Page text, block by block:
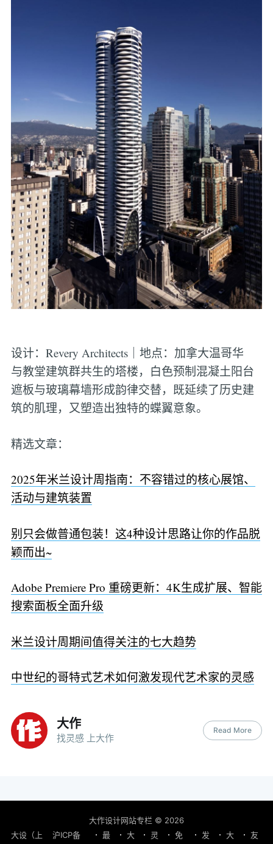
设计：Revery Architects｜地点：加拿大温哥华
与教堂建筑群共生的塔楼，白色预制混凝土阳台
遮板与玻璃幕墙形成韵律交替，既延续了历史建
筑的肌理，又塑造出独特的蝶翼意象。
精选文章：
2025年米兰设计周指南：不容错过的核心展馆、
活动与建筑装置
别只会做普通包装！这4种设计思路让你的作品脱
颖而出~
Adobe Premiere Pro 重磅更新：4K生成扩展、智能
搜索面板全面升级
米兰设计周期间值得关注的七大趋势
中世纪的哥特式艺术如何激发现代艺术家的灵感
大作
找灵感 上大作
Read More
大作设计网站专栏 © 2026
大设（上
沪ICP备 最 大 灵 免 发 大 友